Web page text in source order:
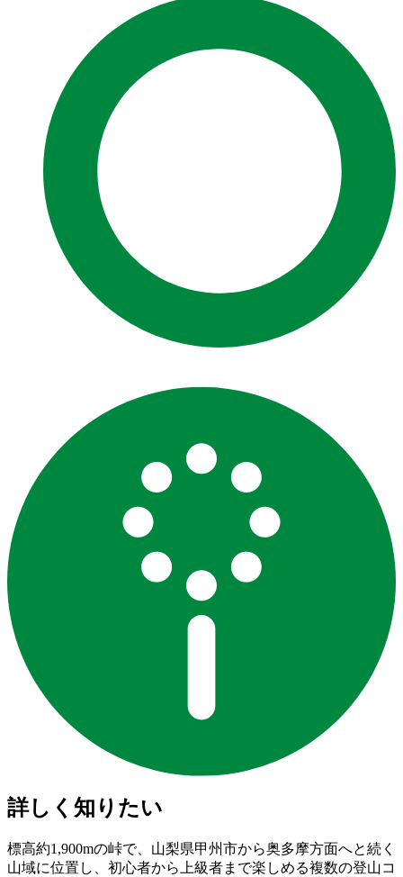
詳しく知りたい
標高約1,900mの峠で、山梨県甲州市から奥多摩方面へと続く
山域に位置し、初心者から上級者まで楽しめる複数の登山コ